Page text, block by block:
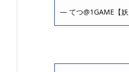
— てつ@1GAME【